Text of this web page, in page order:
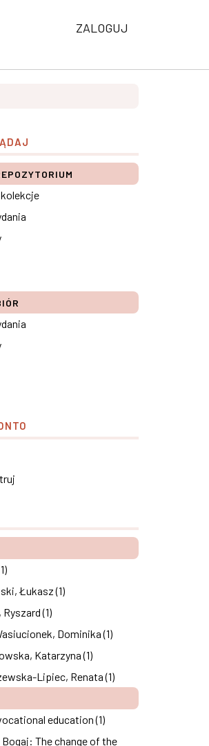
ZALOGUJ
results ×
×
Łukasz (1)
Ryszard (1)
Dominika (1)
Katarzyna (1)
Lipiec, Renata (1)
education (1)
Bogaj: The change of the